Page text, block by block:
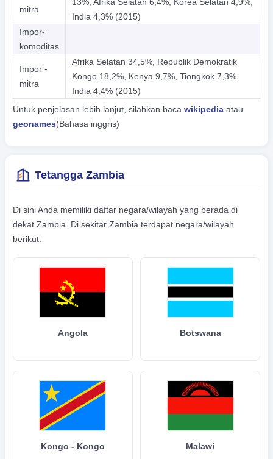
mitra
India 4,3% (2015)
Impor-
komoditas
Impor -
mitra
Afrika Selatan 34,5%, Republik Demokratik
Kongo 18,2%, Kenya 9,7%, Tiongkok 7,3%,
India 4,4% (2015)
Untuk penjelasan lebih lanjut, silahkan baca wikipediaatau
geonames(Bahasa inggris)
Tetangga Zambia
Di sini Anda memiliki daftar negara/wilayah yang berada di
dekat Zambia. Di sekitar Zambia terdapat negara/wilayah
berikut:
Angola Botswana
Kongo - Kongo Malawi